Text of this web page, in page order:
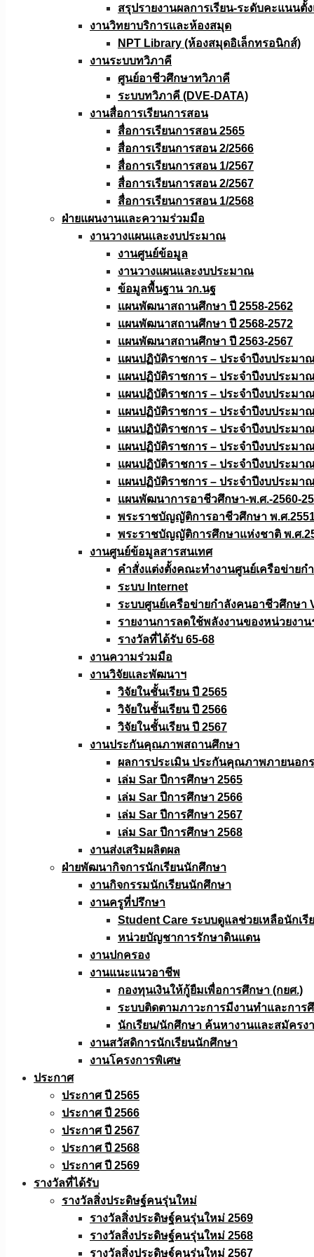
สรุปรายงานผลการเรียน-ระดับคะแนนตั้
งานวิทยาบริการเเละห้องสมุด
NPT Library (ห้องสมุดอิเล็กทรอนิกส์)
งานระบบทวิภาคี
ศูนย์อาชีวศึกษาทวิภาคี
ระบบทวิภาคี (DVE-DATA)
งานสื่อการเรียนการสอน
สื่อการเรียนการสอน 2565
สื่อการเรียนการสอน 2/2566
สื่อการเรียนการสอน 1/2567
สื่อการเรียนการสอน 2/2567
สื่อการเรียนการสอน 1/2568
ฝ่ายแผนงานเเละความร่วมมือ
งานวางแผนเเละงบประมาณ
งานศูนย์ข้อมูล
งานวางแผนและงบประมาณ
ข้อมูลพื้นฐาน วก.นฐ
แผนพัฒนาสถานศึกษา ปี 2558-2562
แผนพัฒนาสถานศึกษา ปี 2568-2572
แผนพัฒนาสถานศึกษา ปี 2563-2567
แผนปฏิบัติราชการ – ประจำปีงบประมา
แผนปฏิบัติราชการ – ประจำปีงบประมา
แผนปฏิบัติราชการ – ประจำปีงบประมา
แผนปฏิบัติราชการ – ประจำปีงบประมา
แผนปฏิบัติราชการ – ประจำปีงบประมา
แผนปฏิบัติราชการ – ประจำปีงบประมา
แผนปฏิบัติราชการ – ประจำปีงบประมา
แผนปฏิบัติราชการ – ประจำปีงบประมา
แผนพัฒนาการอาชีวศึกษา-พ.ศ.-2560-
พระราชบัญญัติการอาชีวศึกษา พ.ศ
พระราชบัญญัติการศึกษาแห่งชาติ พ.ศ
งานศูนย์ข้อมูลสารสนเทศ
คำสั่งแต่งตั้งคณะทำงานศูนย์เครือข่าย
ระบบ Internet
ระบบศูนย์เครือข่ายกำลังคนอาชีวศึกษา
รายงานการลดใช้พลังงานของหน่วยงา
รางวัลที่ได้รับ 65-68
งานความร่วมมือ
งานวิจัยเเละพัฒนาฯ
วิจัยในชั้นเรียน ปี 2565
วิจัยในชั้นเรียน ปี 2566
วิจัยในชั้นเรียน ปี 2567
งานประกันคุณภาพสถานศึกษา
ผลการประเมิน ประกันคุณภาพภายนอก
เล่ม Sar ปีการศึกษา 2565
เล่ม Sar ปีการศึกษา 2566
เล่ม Sar ปีการศึกษา 2567
เล่ม Sar ปีการศึกษา 2568
งานส่งเสริมผลิตผล
ฝ่ายพัฒนากิจการนักเรียนนักศึกษา
งานกิจกรรมนักเรียนนักศึกษา
งานครูที่ปรึกษา
Student Care ระบบดูแลช่วยเหลือนักเรี
หน่วยบัญชาการรักษาดินแดน
งานปกครอง
งานแนะแนวอาชีพ
กองทุนเงินให้กู้ยืมเพื่อการศึกษา (กยศ.)
ระบบติดตามภาวะการมีงานทำและการ
นักเรียน/นักศึกษา ค้นหางานและสมัครง
งานสวัสดิการนักเรียนนักศึกษา
งานโครงการพิเศษ
ประกาศ
ประกาศ ปี 2565
ประกาศ ปี 2566
ประกาศ ปี 2567
ประกาศ ปี 2568
ประกาศ ปี 2569
รางวัลที่ได้รับ
รางวัลสิ่งประดิษฐ์คนรุ่นใหม่
รางวัลสิ่งประดิษฐ์คนรุ่นใหม่ 2569
รางวัลสิ่งประดิษฐ์คนรุ่นใหม่ 2568
รางวัลสิ่งประดิษฐ์คนรุ่นใหม่ 2567